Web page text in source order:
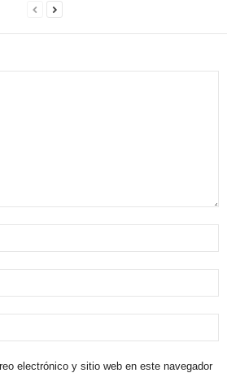
electrónico y sitio web en este navegador